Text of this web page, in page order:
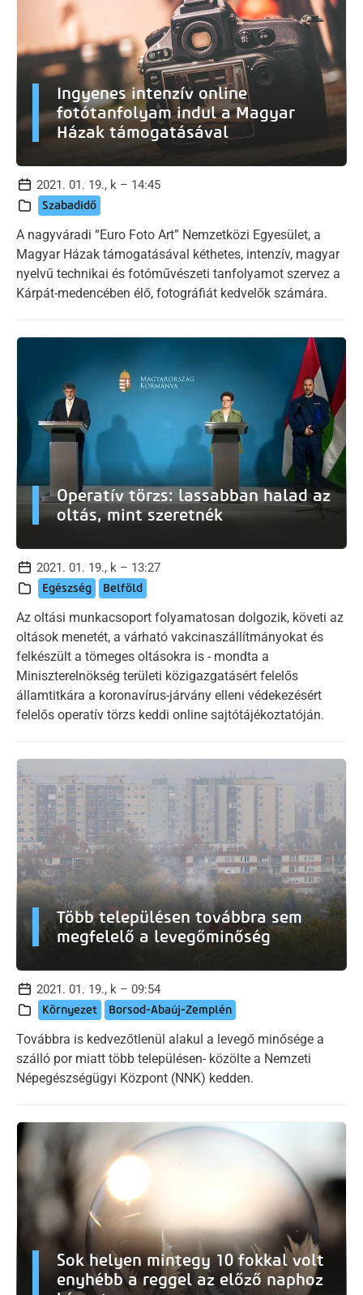
Ingyenes intenzív online
fotótanfolyam indul a Magyar
Házak támogatásával
2021. 01. 19., k – 14:45
Szabadidő
A nagyváradi “Euro Foto Art” Nemzetközi Egyesület, a
Magyar Házak támogatásával kéthetes, intenzív, magyar
nyelvű technikai és fotóművészeti tanfolyamot szervez a
Kárpát-medencében élő, fotográfiát kedvelők számára.
Operatív törzs: lassabban halad az
oltás, mint szeretnék
2021. 01. 19., k – 13:27
Egészség Belföld
Az oltási munkacsoport folyamatosan dolgozik, követi az
oltások menetét, a várható vakcinaszállítmányokat és
felkészült a tömeges oltásokra is - mondta a
Miniszterelnökség területi közigazgatásért felelős
államtitkára a koronavírus-járvány elleni védekezésért
felelős operatív törzs keddi online sajtótájékoztatóján.
Több településen továbbra sem
megfelelő a levegőminőség
2021. 01. 19., k – 09:54
Környezet Borsod-Abaúj-Zemplén
Továbbra is kedvezőtlenül alakul a levegő minősége a
szálló por miatt több településen- közölte a Nemzeti
Népegészségügyi Központ (NNK) kedden.
Sok helyen mintegy 10 fokkal volt
enyhébb a reggel az előző naphoz